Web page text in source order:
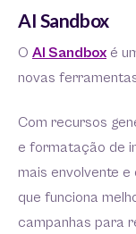
AI Sandbox
O AI Sandbox é
novas
Com recursos
e formatação de
mais envolvente
que funciona
campanhas para